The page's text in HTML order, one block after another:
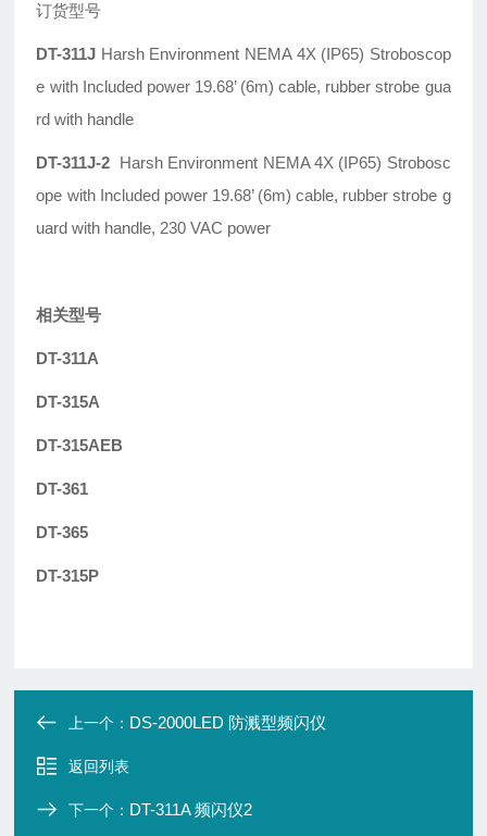
订货型号
DT-311J Harsh Environment NEMA 4X (IP65) Stroboscop
e with Included power 19.68’ (6m) cable, rubber strobe gua
rd with handle
DT-311J-2 Harsh Environment NEMA 4X (IP65) Strobosc
ope with Included power 19.68’ (6m) cable, rubber strobe g
uard with handle, 230 VAC power
相关型号
DT-311A
DT-315A
DT-315AEB
DT-361
DT-365
DT-315P
上一个： DS-2000LED 防溅型频闪仪
返回列表
下一个： DT-311A 频闪仪2